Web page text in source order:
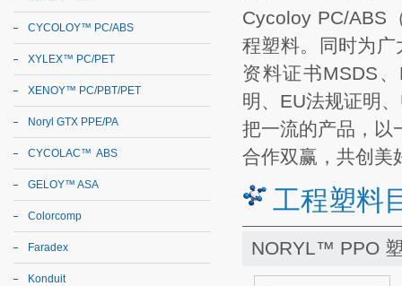
Cycoloy PC/ABS
程塑料。同时为
资料证书MSDS 、
明 、 EU法规证明 、
把一流的产品，以
合作双赢，共创美
工程塑料
NORYL™ PPO
CYCOLOY™ PC/ABS
XYLEX™ PC/PET
XENOY™ PC/PBT/PET
Noryl GTX PPE/PA
CYCOLAC™ ABS
GELOY™ ASA
Colorcomp
Faradex
Konduit